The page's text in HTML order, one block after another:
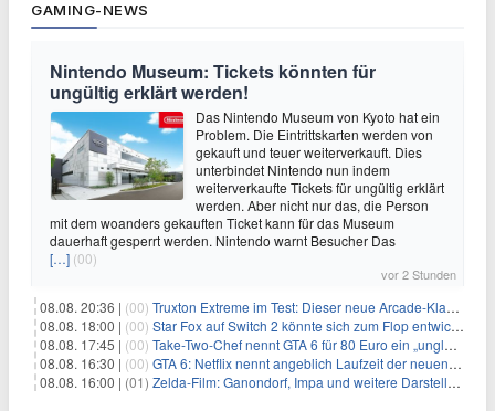
GAMING-NEWS
Nintendo Museum: Tickets könnten für
ungültig erklärt werden!
Das Nintendo Museum von Kyoto hat ein
Problem. Die Eintrittskarten werden von
gekauft und teuer weiterverkauft. Dies
unterbindet Nintendo nun indem
weiterverkaufte Tickets für ungültig erklärt
werden. Aber nicht nur das, die Person
mit dem woanders gekauften Ticket kann für das Museum
dauerhaft gesperrt werden. Nintendo warnt Besucher Das
[…] (00)
vor 2 Stunden
08.08. 20:36 | (00) Truxton Extreme im Test: Dieser neue Arcade-Klassiker verzeiht dir gar nichts
08.08. 18:00 | (00) Star Fox auf Switch 2 könnte sich zum Flop entwickeln
08.08. 17:45 | (00) Take-Two-Chef nennt GTA 6 für 80 Euro ein „unglaubliches Schnäppchen“
08.08. 16:30 | (00) GTA 6: Netflix nennt angeblich Laufzeit der neuen Gameplay-Präsentation
08.08. 16:00 | (01) Zelda-Film: Ganondorf, Impa und weitere Darsteller sollen feststehen